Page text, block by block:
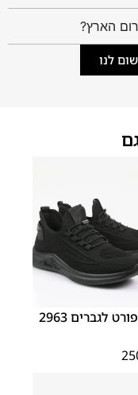
הארץ?
לנו
41
42
43
נעלי ספורט לגברים 2963